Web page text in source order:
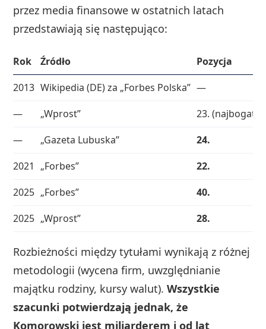
przez media finansowe w ostatnich latach
przedstawiają się następująco:
Rok Źródło
Pozycja
2013 Wikipedia (DE) za „Forbes Polska” —
—
„Wprost”
23. (najbogatsi
—
„Gazeta Lubuska”
24.
2021
„Forbes”
22.
2025 „Forbes”
40.
2025 „Wprost” 28.
Rozbieżności między tytułami wynikają z różnej
metodologii (wycena firm, uwzględnianie
majątku rodziny, kursy walut).Wszystkie
szacunki potwierdzają jednak, że
Komorowski jest miliarderem i od lat